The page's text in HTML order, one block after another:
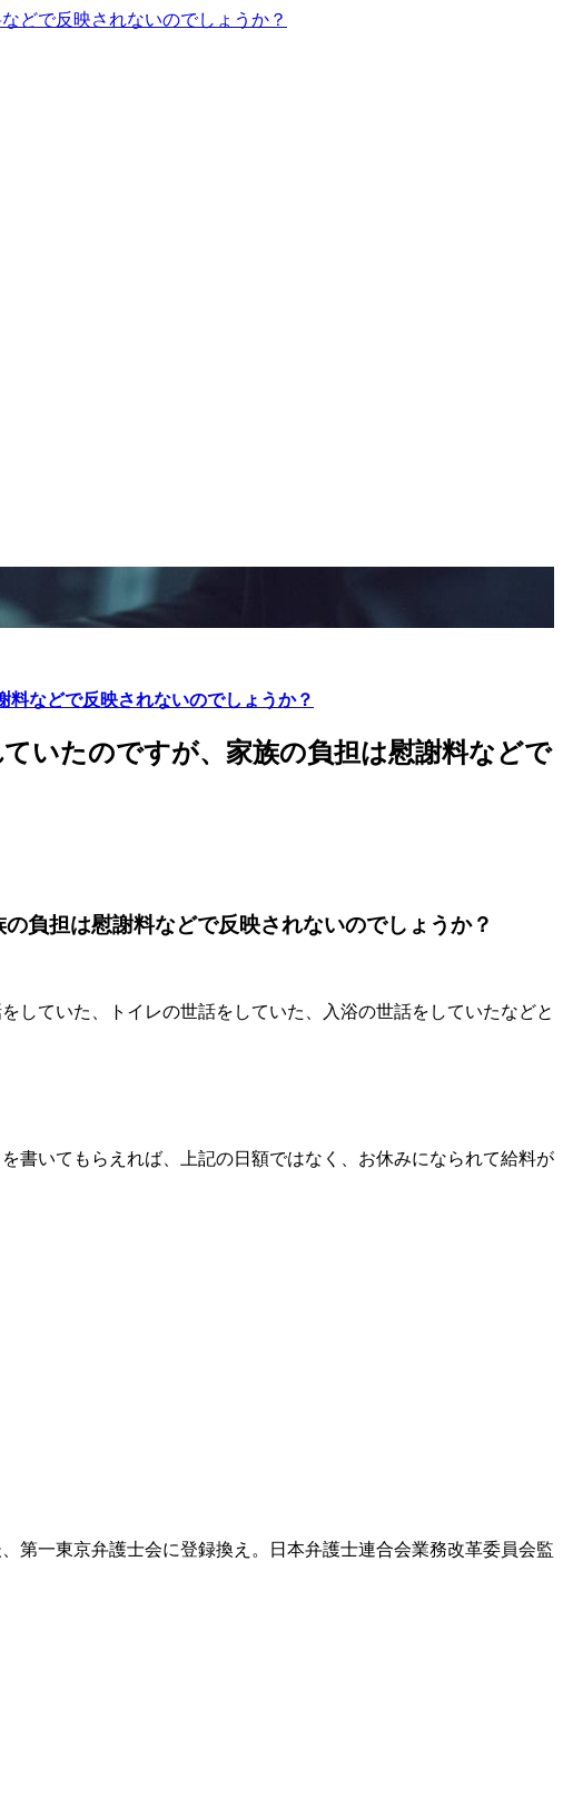
などで反映されないのでしょうか？
いたのですが、家族の負担は慰謝料などで
負担は慰謝料などで反映されないのでしょうか？
していた、トイレの世話をしていた、入浴の世話をしていたなどと
書いてもらえれば、上記の日額ではなく、お休みになられて給料が
第一東京弁護士会に登録換え。日本弁護士連合会業務改革委員会監